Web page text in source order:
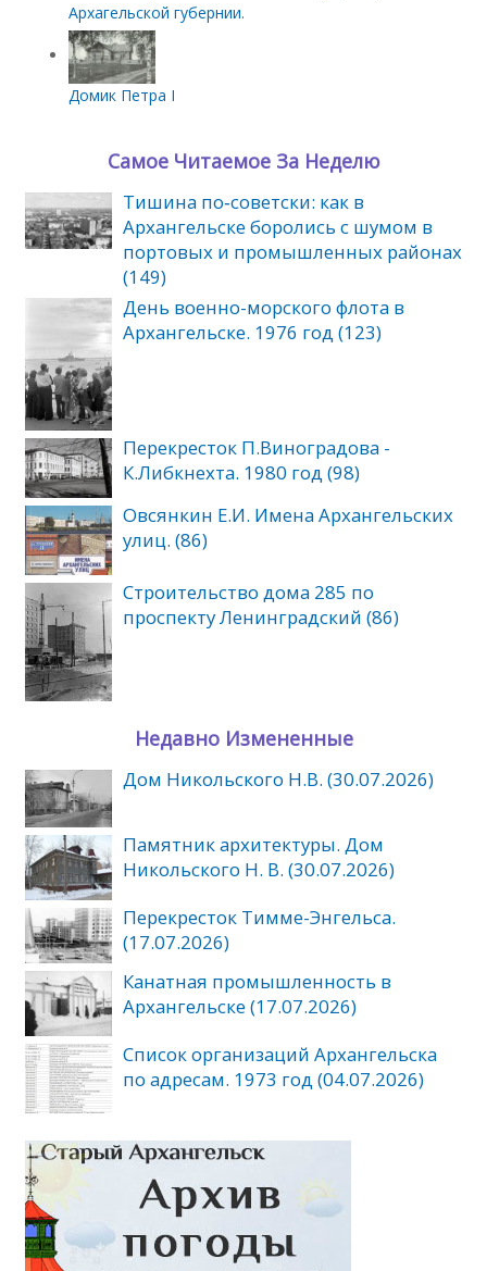
Архагельской губернии.
Домик Петра I
Самое Читаемое За Неделю
Тишина по‑советски: как в
Архангельске боролись с шумом в
портовых и промышленных районах
(149)
День военно-морского флота в
Архангельске. 1976 год (123)
Перекресток П.Виноградова -
К.Либкнехта. 1980 год (98)
Овсянкин Е.И. Имена Архангельских
улиц. (86)
Cтроительство дома 285 по
проспекту Ленинградский (86)
Недавно Измененные
Дом Никольского Н.В. (30.07.2026)
Памятник архитектуры. Дом
Никольского Н. В. (30.07.2026)
Перекресток Тимме-Энгельса.
(17.07.2026)
Канатная промышленность в
Архангельске (17.07.2026)
Список организаций Архангельска
по адресам. 1973 год (04.07.2026)